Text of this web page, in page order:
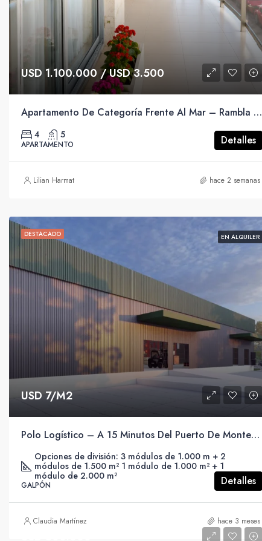
USD 1.100.000 / USD 3.500
Apartamento De Categoría Frente Al Mar – Rambla Mahatma Gandhi.
4 5
APARTAMENTO Detalles
Lilian Harmat hace 2 semanas
DESTACADO EN ALQUILER
USD 7/M2
Polo Logístico – A 15 Minutos Del Puerto De Montevideo.
Opciones de división: 3 módulos de 1.000 m + 2
módulos de 1.500 m² 1 módulo de 1.000 m² + 1
módulo de 2.000 m²
GALPÓN Detalles
Claudia Martínez hace 3 meses